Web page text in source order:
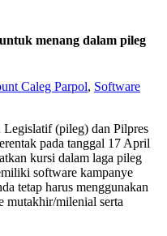
menang dalam pileg
Caleg Parpol, Software
(pileg) dan Pilpres
pada tanggal 17 April
kursi dalam laga pileg
software kampanye
tetap harus menggunakan
mutakhir/milenial serta